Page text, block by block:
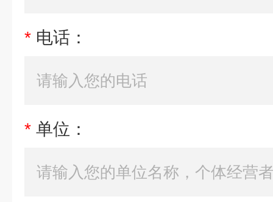
* 电话：
* 单位：